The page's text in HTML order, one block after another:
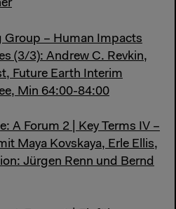
Group – Human Impacts
(3/3): Andrew C. Revkin,
Future Earth Interim
Min 64:00-84:00
A Forum 2 | Key Terms IV –
Maya Kovskaya, Erle Ellis,
Jürgen Renn und Bernd